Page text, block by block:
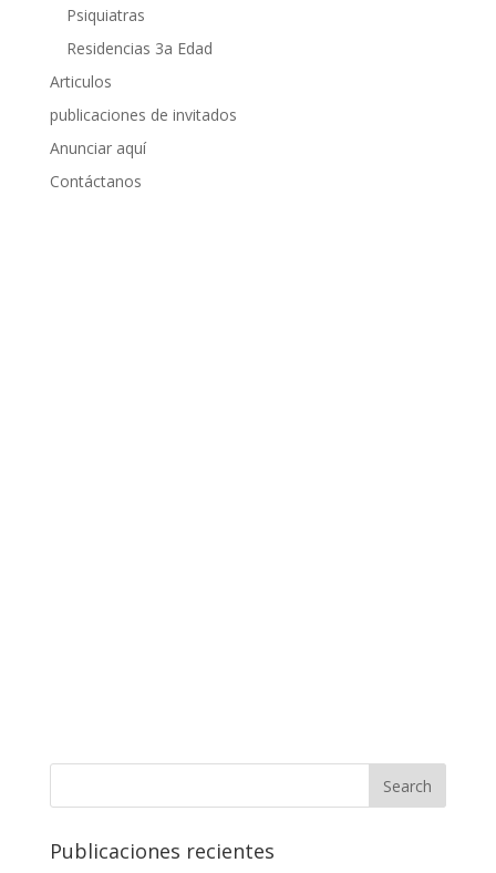
Psiquiatras
Residencias 3a Edad
Articulos
publicaciones de invitados
Anunciar aquí
Contáctanos
Publicaciones recientes